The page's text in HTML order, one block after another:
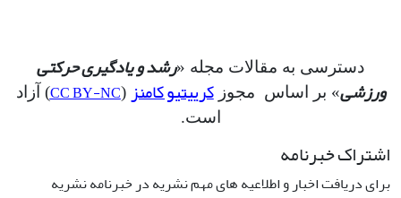
دسترسی به مقالات مجله «رشد و یادگیری حرکتی
ورزشی» بر اساس مجوزکرییتیو کامنز (
CC BY-NC) آزاد
است.
اشتراک خبرنامه
برای دریافت اخبار و اطلاعیه های مهم نشریه در خبرنامه نشریه